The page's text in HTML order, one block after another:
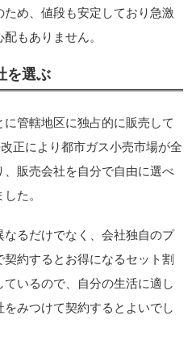
め、値段も安定しており急激
もありません。
を選ぶ
管轄地区に独占的に販売して
正により都市ガス小売市場が全
販売会社を自分で自由に選べ
た。
るだけでなく、会社独自のプ
約するとお得になるセット割
いるので、自分の生活に適し
みつけて契約するとよいでし